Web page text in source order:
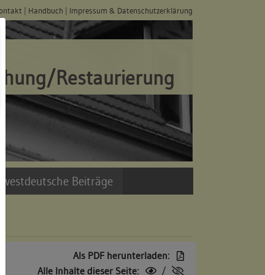
| Handbuch | Impressum & Datenschutzerklärung
Restaurierung
Beiträge
Als PDF herunterladen:
Alle Inhalte dieser Seite:
/